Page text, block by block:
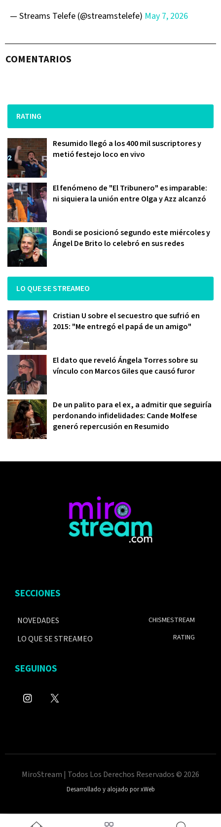
— Streams Telefe (@streamstelefe) May 7, 2026
COMENTARIOS
RATING
Resumido llegó a los 400 mil suscriptores y
metió festejo loco en vivo
El fenómeno de "El Tribunero" es imparable:
ni siquiera la unión entre Olga y Azz alcanzó
Bondi se posicionó segundo este miércoles y
Ángel De Brito lo celebró en sus redes
LO QUE SE STREAMEO
Cristian U sobre el secuestro que sufrió en
2015: "Me entregó el papá de un amigo"
El dato que reveló Ángela Torres sobre su
vínculo con Marcos Giles que causó furor
De un palito para el ex, a admitir que seguiría
perdonando infidelidades: Cande Molfese
generó repercusión en Resumido
SECCIONES
NOVEDADES
LO QUE SE STREAMEO
CHISMESTREAM
RATING
SEGUINOS
MiroStream | Todos Los Derechos Reservados © 2026
Desarrollado y alojado por xWeb